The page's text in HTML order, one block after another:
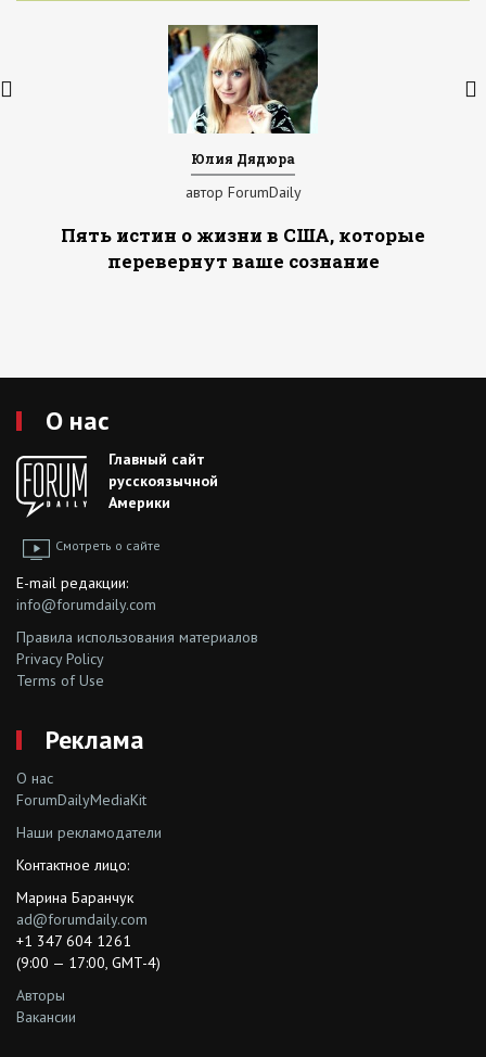
Юлия Дядюра
автор ForumDaily
Пять истин о жизни в США, которые
перевернут ваше сознание
О нас
Главный сайт
русскоязычной
Америки
Смотреть о сайте
E-mail редакции:
info@forumdaily.com
Правила использования материалов
Privacy Policy
Terms of Use
Реклама
О нас
ForumDailyMediaKit
Наши рекламодатели
Контактное лицо:
Марина Баранчук
ad@forumdaily.com
+1 347 604 1261
(9:00 — 17:00, GMT-4)
Авторы
Вакансии